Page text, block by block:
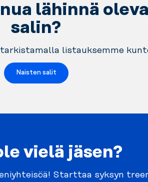
lähinnä
salin?
listauksemme
Naisten salit
vielä jäsen?
Starttaa syksyn